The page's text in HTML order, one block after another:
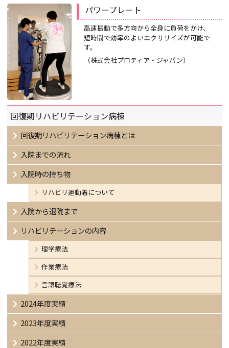
パワープレート
高速振動で多方向から全身に負荷をかけ、
短時間で効率のよいエクササイズが可能で
す。
（株式会社プロティア・ジャパン）
回復期リハビリテーション病棟
回復期リハビリテーション病棟とは
入院までの流れ
入院時の持ち物
リハビリ運動着について
入院から退院まで
リハビリテーションの内容
理学療法
作業療法
言語聴覚療法
2024年度実績
2023年度実績
2022年度実績